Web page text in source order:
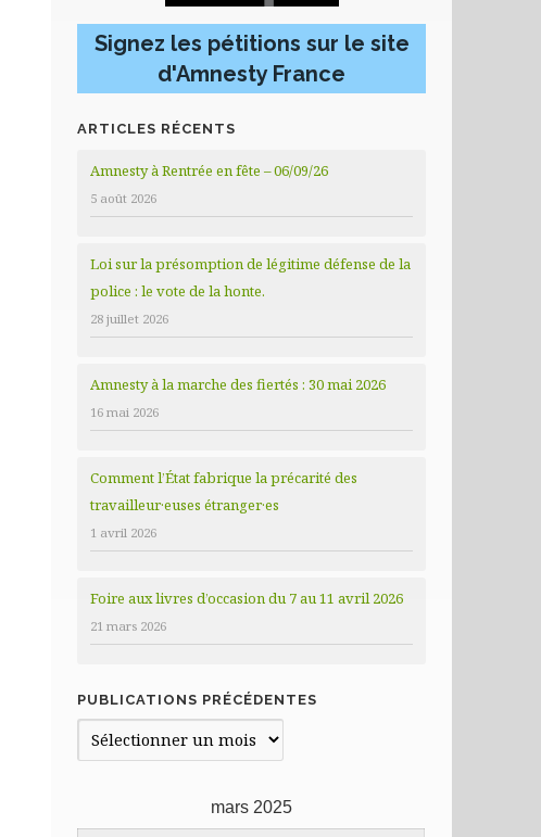
Signez les pétitions sur le site
d'Amnesty France
ARTICLES RÉCENTS
Amnesty à Rentrée en fête – 06/09/26
5 août 2026
Loi sur la présomption de légitime défense de la
police : le vote de la honte.
28 juillet 2026
Amnesty à la marche des fiertés : 30 mai 2026
16 mai 2026
Comment l’État fabrique la précarité des
travailleur·euses étranger·es
1 avril 2026
Foire aux livres d’occasion du 7 au 11 avril 2026
21 mars 2026
PUBLICATIONS PRÉCÉDENTES
Publications
précédentes
mars 2025